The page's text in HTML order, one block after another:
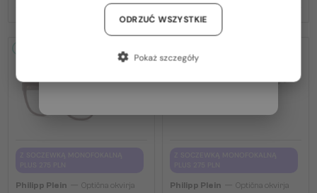
Philipp Plein
Optična okvirja
Philipp Plein
Optična okvirja
Niemcy / DE
Włochy / IT
ODRZUĆ WSZYSTKIE
Pokaż szczegóły